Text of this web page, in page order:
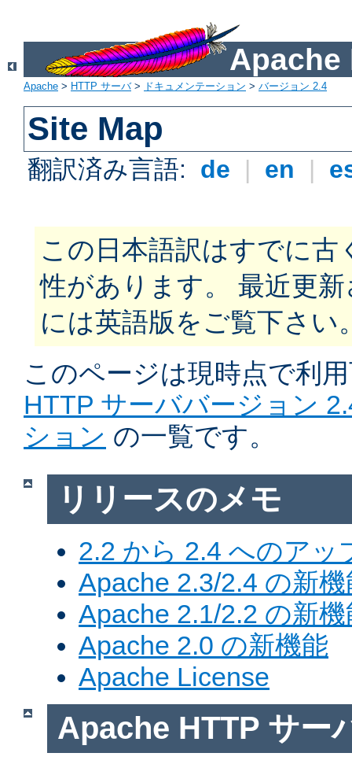
Apache
Apache > HTTP サーバ> ドキュメンテーション > バージョン 2.4
Site Map
翻訳済み言語: de | en |
この日本語訳はすでに古
性があります。 最近更
には英語版をご覧下さい
このページは現時点で利
HTTP サーババージョン
ション の一覧です。
リリースのメモ
2.2 から 2.4 へのアッ
Apache 2.3/2.4 の新機
Apache 2.1/2.2 の新機
Apache 2.0 の新機能
Apache License
Apache HTTP サー